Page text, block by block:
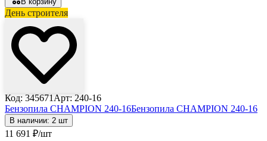
День строителя
Код: 345671 Арт: 240-16
Бензопила CHAMPION 240-16Бензопила CHAMPION 240-16
В наличии: 2 шт
11 691 ₽/шт